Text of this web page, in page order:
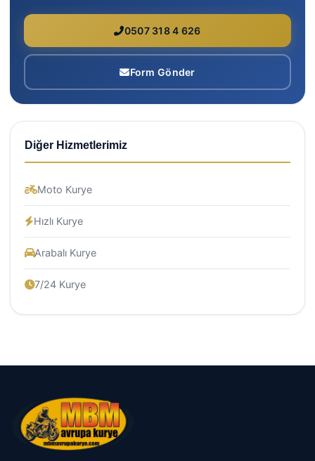
0507 318 4 626
Form Gönder
Diğer Hizmetlerimiz
Moto Kurye
Hızlı Kurye
Arabalı Kurye
7/24 Kurye